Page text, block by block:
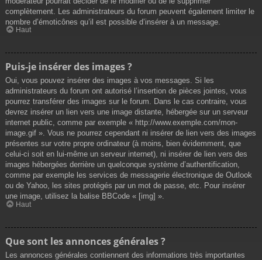
complètement. Les administrateurs du forum peuvent également limiter le
nombre d’émoticônes qu’il est possible d’insérer à un message.
Haut
Puis-je insérer des images ?
Oui, vous pouvez insérer des images à vos messages. Si les
administrateurs du forum ont autorisé l’insertion de pièces jointes, vous
pourrez transférer des images sur le forum. Dans le cas contraire, vous
devrez insérer un lien vers une image distante, hébergée sur un serveur
internet public, comme par exemple « http://www.exemple.com/mon-
image.gif ». Vous ne pourrez cependant ni insérer de lien vers des images
présentes sur votre propre ordinateur (à moins, bien évidemment, que
celui-ci soit en lui-même un serveur internet), ni insérer de lien vers des
images hébergées derrière un quelconque système d’authentification,
comme par exemple les services de messagerie électronique de Outlook
ou de Yahoo, les sites protégés par un mot de passe, etc. Pour insérer
une image, utilisez la balise BBCode « [img] ».
Haut
Que sont les annonces générales ?
Les annonces générales contiennent des informations très importantes